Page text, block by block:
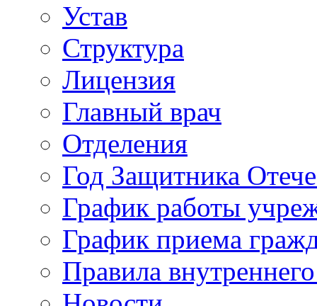
Устав
Структура
Лицензия
Главный врач
Отделения
Год Защитника
График работы
График приема
Правила